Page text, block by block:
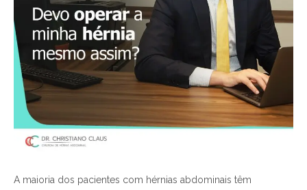
A maioria dos pacientes com hérnias abdominais têm